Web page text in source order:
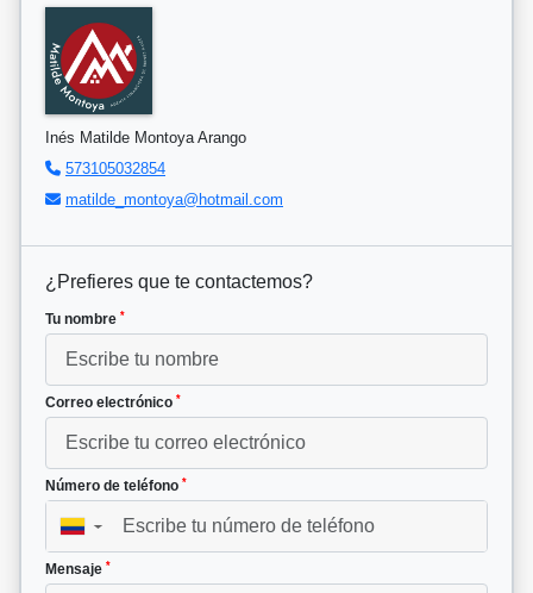
Inés Matilde Montoya Arango
573105032854
matilde_montoya@hotmail.com
¿Prefieres que te contactemos?
Tu nombre *
Correo electrónico *
Número de teléfono *
▼
Mensaje *